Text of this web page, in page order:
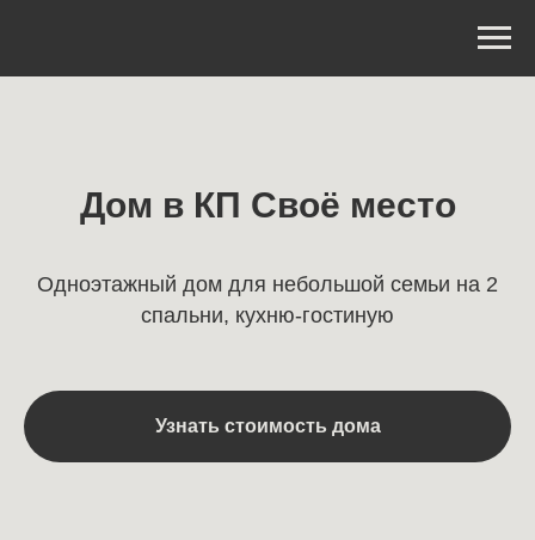
Дом в КП Своё место
Одноэтажный дом для небольшой семьи на 2
спальни, кухню-гостиную
Узнать стоимость дома